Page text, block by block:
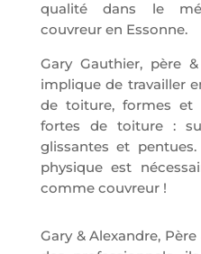
qualité dans le
couvreur en Essonne.
Gary Gauthier, père
implique de travailler
de toiture, formes et
fortes de toiture :
glissantes et
physique est
comme couvreur !
Gary & Alexandre,